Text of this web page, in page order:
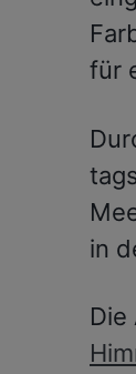
für
in
Die